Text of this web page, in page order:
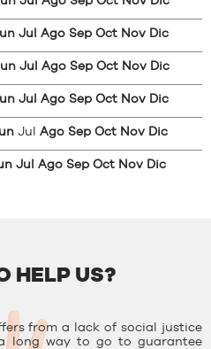
Jul Ago Sep Oct Nov Dic
Jul Ago Sep Oct Nov Dic
Jul Ago Sep Oct Nov Dic
Jul Ago Sep Oct Nov Dic
Jul Ago Sep Oct Nov Dic
HELP US?
from a lack of social justice
long way to go to guarantee